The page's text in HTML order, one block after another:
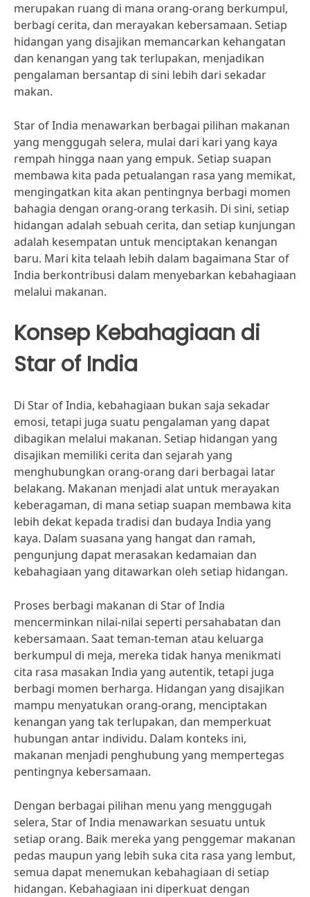
merupakan ruang di mana orang-orang berkumpul,
berbagi cerita, dan merayakan kebersamaan. Setiap
hidangan yang disajikan memancarkan kehangatan
dan kenangan yang tak terlupakan, menjadikan
pengalaman bersantap di sini lebih dari sekadar
makan.
Star of India menawarkan berbagai pilihan makanan
yang menggugah selera, mulai dari kari yang kaya
rempah hingga naan yang empuk. Setiap suapan
membawa kita pada petualangan rasa yang memikat,
mengingatkan kita akan pentingnya berbagi momen
bahagia dengan orang-orang terkasih. Di sini, setiap
hidangan adalah sebuah cerita, dan setiap kunjungan
adalah kesempatan untuk menciptakan kenangan
baru. Mari kita telaah lebih dalam bagaimana Star of
India berkontribusi dalam menyebarkan kebahagiaan
melalui makanan.
Konsep Kebahagiaan di
Star of India
Di Star of India, kebahagiaan bukan saja sekadar
emosi, tetapi juga suatu pengalaman yang dapat
dibagikan melalui makanan. Setiap hidangan yang
disajikan memiliki cerita dan sejarah yang
menghubungkan orang-orang dari berbagai latar
belakang. Makanan menjadi alat untuk merayakan
keberagaman, di mana setiap suapan membawa kita
lebih dekat kepada tradisi dan budaya India yang
kaya. Dalam suasana yang hangat dan ramah,
pengunjung dapat merasakan kedamaian dan
kebahagiaan yang ditawarkan oleh setiap hidangan.
Proses berbagi makanan di Star of India
mencerminkan nilai-nilai seperti persahabatan dan
kebersamaan. Saat teman-teman atau keluarga
berkumpul di meja, mereka tidak hanya menikmati
cita rasa masakan India yang autentik, tetapi juga
berbagi momen berharga. Hidangan yang disajikan
mampu menyatukan orang-orang, menciptakan
kenangan yang tak terlupakan, dan memperkuat
hubungan antar individu. Dalam konteks ini,
makanan menjadi penghubung yang mempertegas
pentingnya kebersamaan.
Dengan berbagai pilihan menu yang menggugah
selera, Star of India menawarkan sesuatu untuk
setiap orang. Baik mereka yang penggemar makanan
pedas maupun yang lebih suka cita rasa yang lembut,
semua dapat menemukan kebahagiaan di setiap
hidangan. Kebahagiaan ini diperkuat dengan